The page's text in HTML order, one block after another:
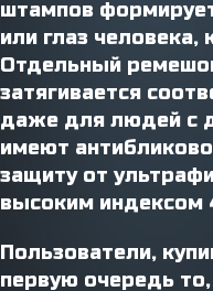
штампов
или глаз человека,
Отдельный
затягивается
даже для людей с
имеют
защиту от
высоким индексом
Пользователи,
первую очередь